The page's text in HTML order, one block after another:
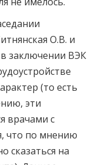
О.В. и
заключении ВЭК
(то есть
эти
врачами с
что по мнению
сказаться на